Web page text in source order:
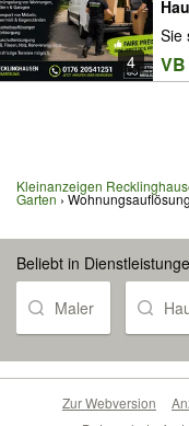
4
Sie
VB
Kleinanzeigen
Garten
Beliebt in
Maler
Zur Webversion